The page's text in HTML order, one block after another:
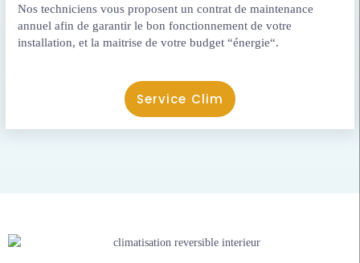
Nos techniciens vous proposent un contrat de maintenance
annuel afin de garantir le bon fonctionnement de votre
installation, et la maitrise de votre budget “énergie“.
Service Clim